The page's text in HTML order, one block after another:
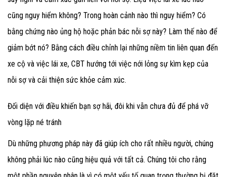
cũng nguy hiểm không? Trong hoàn cảnh nào thì nguy hiểm? Có
bằng chứng nào ủng hộ hoặc phản bác nỗi sợ này? Làm thế nào để
giảm bớt nó? Bằng cách điều chỉnh lại những niềm tin liên quan đến
xe cộ và việc lái xe, CBT hướng tới việc nới lỏng sự kìm kẹp của
nỗi sợ và cải thiện sức khỏe cảm xúc.
Đối diện với điều khiến bạn sợ hãi, đôi khi vẫn chưa đủ để phá vỡ
vòng lặp né tránh
Dù những phương pháp này đã giúp ích cho rất nhiều người, chúng
không phải lúc nào cũng hiệu quả với tất cả. Chúng tôi cho rằng